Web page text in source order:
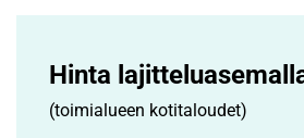
Hinta
(toimialueen kotitaloudet)